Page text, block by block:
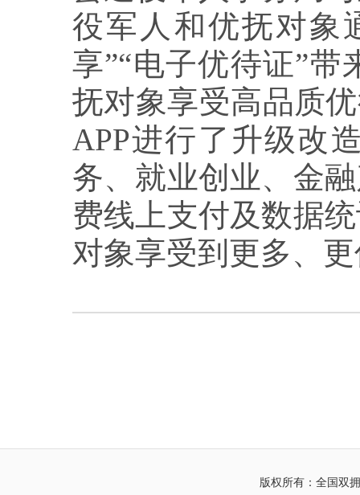
役军人和优抚对象
享”“电子优待证”
抚对象享受高品质
APP进行了升级改
务、就业创业、金
费线上支付及数据
对象享受到更多、
版权所有：全国双